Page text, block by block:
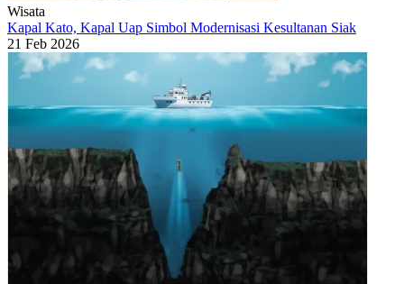
Wisata
Kapal Kato, Kapal Uap Simbol Modernisasi Kesultanan Siak
21 Feb 2026